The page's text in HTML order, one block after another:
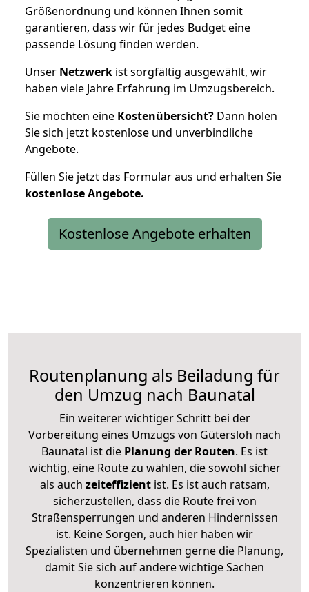
Größenordnung und können Ihnen somit
garantieren, dass wir für jedes Budget eine
passende Lösung finden werden.
Unser Netzwerk ist sorgfältig ausgewählt, wir
haben viele Jahre Erfahrung im Umzugsbereich.
Sie möchten eine Kostenübersicht? Dann holen
Sie sich jetzt kostenlose und unverbindliche
Angebote.
Füllen Sie jetzt das Formular aus und erhalten Sie
kostenloseAngebote.
Kostenlose Angebote erhalten
Routenplanung als Beiladung für
den Umzug nach Baunatal
Ein weiterer wichtiger Schritt bei der
Vorbereitung eines Umzugs von Gütersloh nach
Baunatal ist die Planung der Routen. Es ist
wichtig, eine Route zu wählen, die sowohl sicher
als auch zeiteffizientist. Es ist auch ratsam,
sicherzustellen, dass die Route frei von
Straßensperrungen und anderen Hindernissen
ist. Keine Sorgen, auch hier haben wir
Spezialisten und übernehmen gerne die Planung,
damit Sie sich auf andere wichtige Sachen
konzentrieren können.